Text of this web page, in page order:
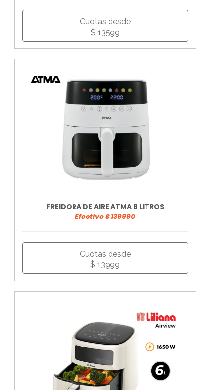
Cuotas desde
$ 13599
FREIDORA DE AIRE ATMA 8 LITROS
Efectivo $ 139990
Cuotas desde
$ 13999